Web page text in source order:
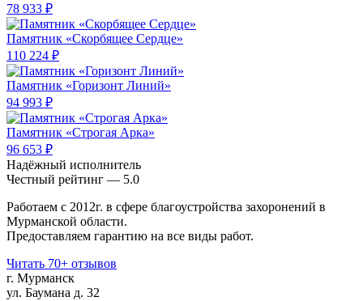
78 933 ₽
Памятник «Скорбящее Сердце»
110 224 ₽
Памятник «Горизонт Линий»
94 993 ₽
Памятник «Строгая Арка»
96 653 ₽
Надёжный исполнитель
Чеcтный рейтинг — 5.0
Работаем с 2012г. в сфере благоустройства захоронений в
Мурманской области.
Предоставляем гарантию на все виды работ.
Читать 70+ отзывов
г. Мурманск
ул. Баумана д. 32